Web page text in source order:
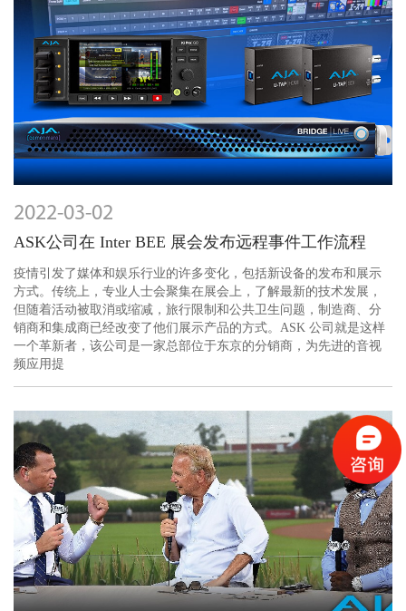
2022-03-02
ASK公司在 Inter BEE 展会发布远程事件工作流程
疫情引发了媒体和娱乐行业的许多变化，包括新设备的发布和展示
方式。传统上，专业人士会聚集在展会上，了解最新的技术发展，
但随着活动被取消或缩减，旅行限制和公共卫生问题，制造商、分
销商和集成商已经改变了他们展示产品的方式。ASK 公司就是这样
一个革新者，该公司是一家总部位于东京的分销商，为先进的音视
频应用提